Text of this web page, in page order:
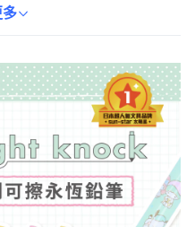
輕巧易攜帶。此外，它還具備
多